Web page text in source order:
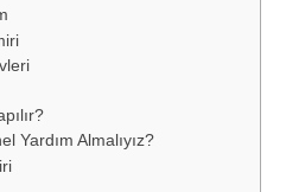
Yardım Almalıyız?